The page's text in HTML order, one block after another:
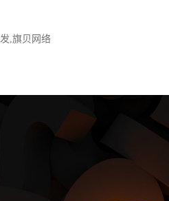
H5响应式网站建设方案
防伪防窜货系统